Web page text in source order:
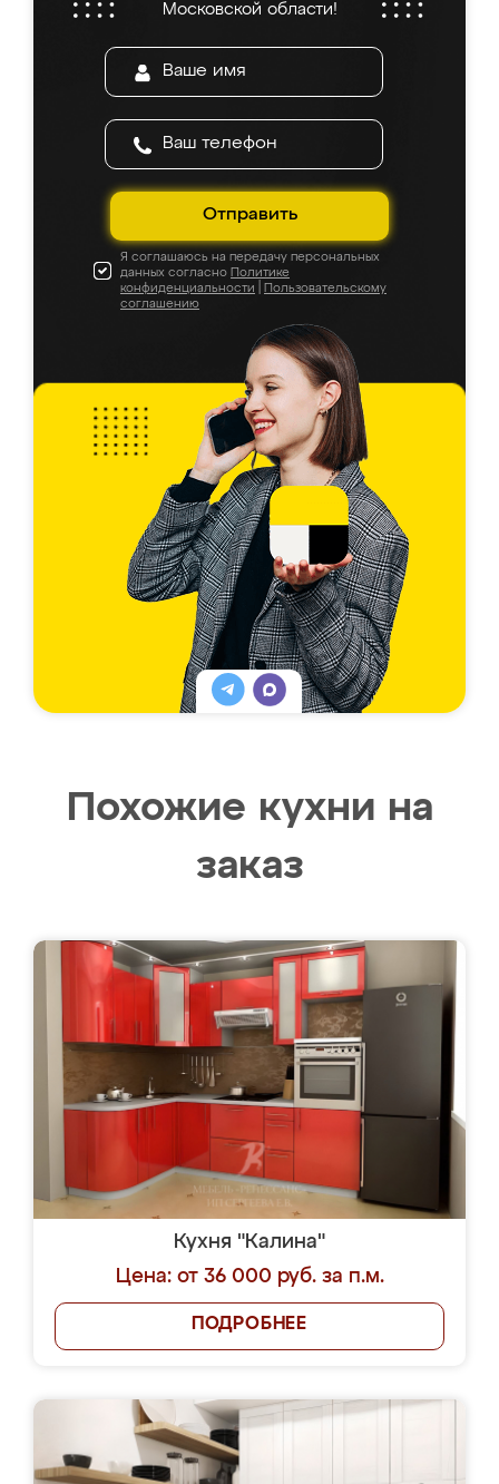
Московской области!
Отправить
Я соглашаюсь на передачу персональных
данных согласно Политике
конфиденциальности
Пользовательскому
соглашению
Похожие кухни на
заказ
Кухня "Калина"
Цена: от 36 000 руб. за п.м.
ПОДРОБНЕЕ